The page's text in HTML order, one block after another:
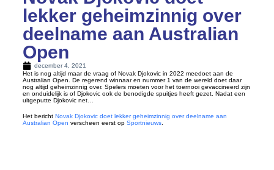
lekker geheimzinnig over
deelname aan Australian
Open
december 4, 2021
Het is nog altijd maar de vraag of Novak Djokovic in 2022 meedoet aan de
Australian Open. De regerend winnaar en nummer 1 van de wereld doet daar
nog altijd geheimzinnig over. Spelers moeten voor het toernooi gevaccineerd zijn
en onduidelijk is of Djokovic ook de benodigde spuitjes heeft gezet. Nadat een
uitgeputte Djokovic net…
Het bericht Novak Djokovic doet lekker geheimzinnig over deelname aan
Australian Open verscheen eerst op Sportnieuws.